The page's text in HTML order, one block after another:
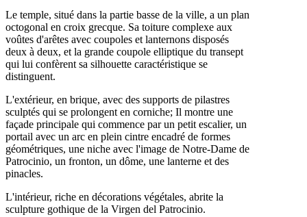
Le temple, situé dans la partie basse de la ville, a un plan
octogonal en croix grecque. Sa toiture complexe aux
voûtes d'arêtes avec coupoles et lanternons disposés
deux à deux, et la grande coupole elliptique du transept
qui lui confèrent sa silhouette caractéristique se
distinguent.
L'extérieur, en brique, avec des supports de pilastres
sculptés qui se prolongent en corniche; Il montre une
façade principale qui commence par un petit escalier, un
portail avec un arc en plein cintre encadré de formes
géométriques, une niche avec l'image de Notre-Dame de
Patrocinio, un fronton, un dôme, une lanterne et des
pinacles.
L'intérieur, riche en décorations végétales, abrite la
sculpture gothique de la Virgen del Patrocinio.